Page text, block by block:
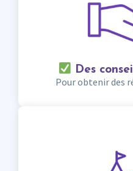
Des
Pour obtenir des